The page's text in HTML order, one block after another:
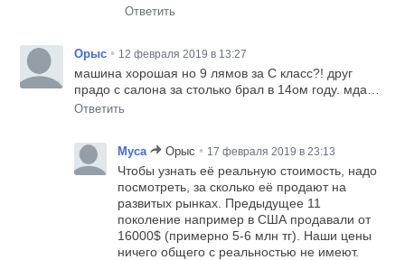
Ответить
Орыс • 12 февраля 2019 в 13:27
машина хорошая но 9 лямов за С класс?! друг
прадо с салона за столько брал в 14ом году. мда…
Ответить
Муса Орыс • 17 февраля 2019 в 23:13
Чтобы узнать её реальную стоимость, надо
посмотреть, за сколько её продают на
развитых рынках. Предыдущее 11
поколение например в США продавали от
16000$ (примерно 5-6 млн тг). Наши цены
ничего общего с реальностью не имеют.